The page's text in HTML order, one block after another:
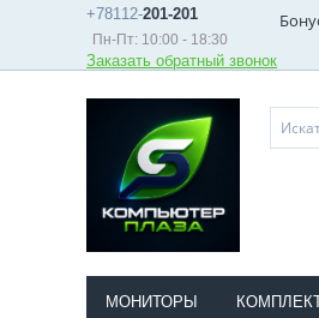
+78112-201-201
Пн-Пт: 10:00 - 18:30
Заказать обратный звонок
МОНИТОРЫ